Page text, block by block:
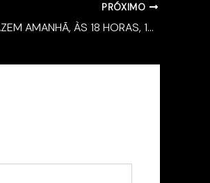
PRÓXIMO
HIPISMO: MELHORES DO PAÍS FAZEM AMANHÃ, ÀS 18 HORAS, 1ª PROVA DA SÉRIE FORTE DO DTC TOUR 2020 EM ITATIBA, COM TRANSMISSÃO AO VIVO PELA INTERNET